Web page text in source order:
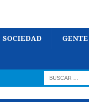
SOCIEDAD GENTE